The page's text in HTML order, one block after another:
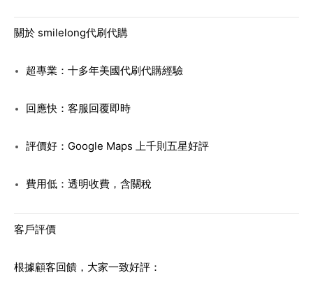
關於 smilelong代刷代購
超專業：十多年美國代刷代購經驗
回應快：客服回覆即時
評價好：Google Maps 上千則五星好評
費用低：透明收費，含關稅
客戶評價
根據顧客回饋，大家一致好評：